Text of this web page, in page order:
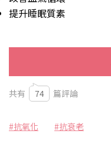
提升睡眠質素
共有 74 篇評論
#抗氧化 #抗衰老